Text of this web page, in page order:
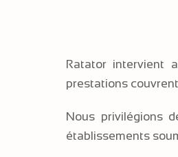
Ratator intervient
prestations
Nous privilégions
établissements